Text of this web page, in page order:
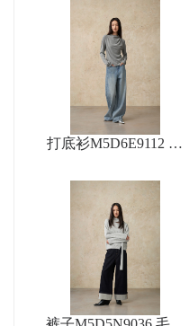
打底衫M5D6E9112 大
D5N9052